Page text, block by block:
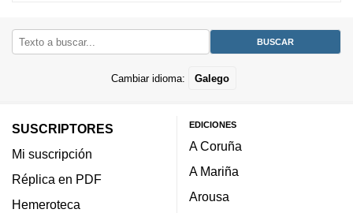
Cambiar idioma: Galego
SUSCRIPTORES
Mi suscripción
Réplica en PDF
Hemeroteca
EDICIONES
A Coruña
A Mariña
Arousa